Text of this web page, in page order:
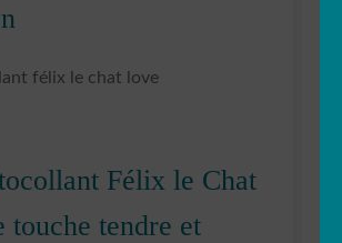
félix le chat love
Félix le Chat
touche tendre et